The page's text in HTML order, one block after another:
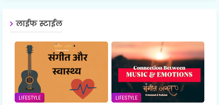
लाईफ स्टाईल
LIFESTYLE LIFESTYLE